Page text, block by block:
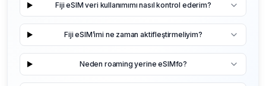
Fiji eSIM veri kullanımımı nasıl kontrol ederim?
Fiji eSIM’imi ne zaman aktifleştirmeliyim?
Neden roaming yerine eSIMfo?